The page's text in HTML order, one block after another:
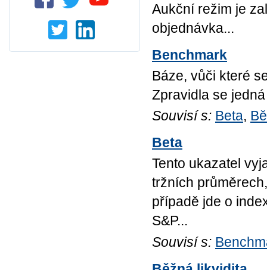
Aukční režim je
objednávka...
Benchmark
Báze, vůči které
Zpravidla se
Souvisí s: Beta,
Beta
Tento ukazatel
tržních
případě jde o
S&P...
Souvisí s: